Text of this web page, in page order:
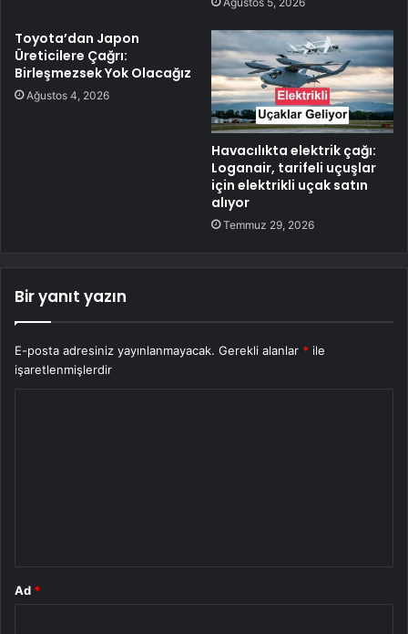
Toyota’dan Japon
Üreticilere Çağrı:
Birleşmezsek Yok Olacağız
Ağustos 4, 2026
Havacılıkta elektrik çağı:
Loganair, tarifeli uçuşlar
için elektrikli uçak satın
alıyor
Temmuz 29, 2026
Bir yanıt yazın
E-posta adresiniz yayınlanmayacak. Gerekli alanlar * ile
işaretlenmişlerdir
Ad *